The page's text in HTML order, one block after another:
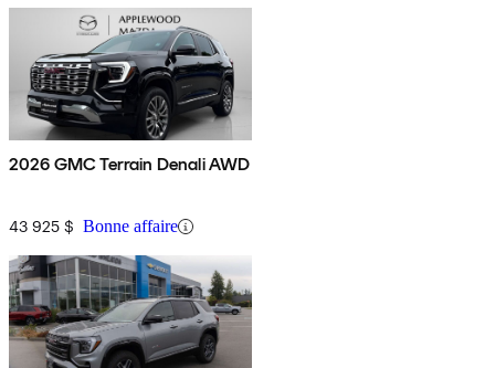
2026 GMC Terrain Denali AWD
43 925 $ Bonne affaire